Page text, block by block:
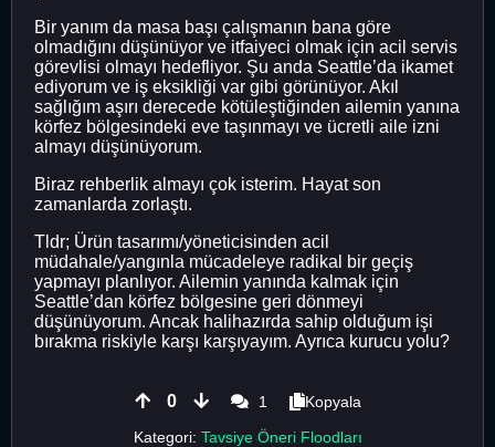
Bir yanım da masa başı çalışmanın bana göre
olmadığını düşünüyor ve itfaiyeci olmak için acil servis
görevlisi olmayı hedefliyor. Şu anda Seattle’da ikamet
ediyorum ve iş eksikliği var gibi görünüyor. Akıl
sağlığım aşırı derecede kötüleştiğinden ailemin yanına
körfez bölgesindeki eve taşınmayı ve ücretli aile izni
almayı düşünüyorum.
Biraz rehberlik almayı çok isterim. Hayat son
zamanlarda zorlaştı.
Tldr; Ürün tasarımı/yöneticisinden acil
müdahale/yangınla mücadeleye radikal bir geçiş
yapmayı planlıyor. Ailemin yanında kalmak için
Seattle’dan körfez bölgesine geri dönmeyi
düşünüyorum. Ancak halihazırda sahip olduğum işi
bırakma riskiyle karşı karşıyayım. Ayrıca kurucu yolu?
0 1
Kopyala
Kategori: Tavsiye Öneri Floodları